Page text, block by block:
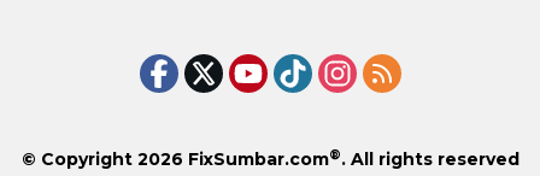
© Copyright 2026 FixSumbar.com®. All rights reserved